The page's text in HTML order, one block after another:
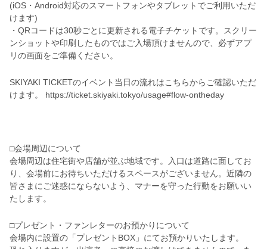
(iOS・Android対応のスマートフォンやタブレットでご利用いただ
けます)
・QRコードは30秒ごとに更新される電子チケットです。スクリー
ンショットや印刷したものではご入場頂けませんので、必ずアプ
リの画面をご準備ください。
SKIYAKI TICKETのイベント当日の流れはこちらからご確認いただ
けます。 https://ticket.skiyaki.tokyo/usage#flow-ontheday
□会場周辺について
会場周辺は住宅街や店舗が並ぶ地域です。入口は道路に面してお
り、会場前にお待ちいただけるスペースがございません。近隣の
皆さまにご迷惑にならないよう、マナーを守った行動をお願いい
たします。
□プレゼント・ファンレターのお預かりについて
会場内に設置の「プレゼントBOX」にてお預かりいたします。